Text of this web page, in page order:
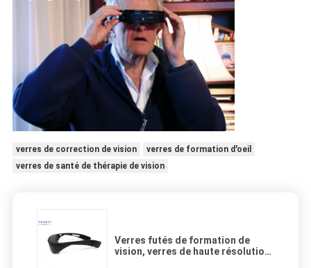
verres de correction de vision
verres de formation d'oeil
verres de santé de thérapie de vision
Verres futés de formation de
vision, verres de haute résolution